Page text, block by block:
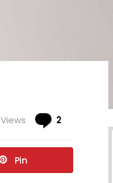
Views 2
Pin